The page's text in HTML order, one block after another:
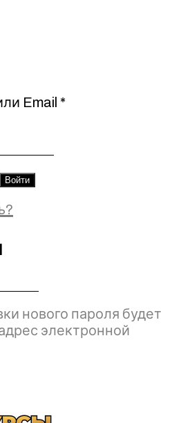
Email *Обязательно
Войти
нового пароля будет
электронной